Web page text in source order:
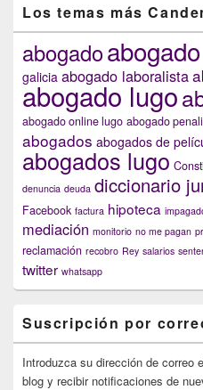
Los temas más
abogado
galicia abogado laboralista
abogado lugo
abogado online lugo abogado
abogados abogados de
abogados lugo
denuncia deuda diccionario
Facebook factura hipoteca
mediación monitorio no me pagan
reclamación recobro Rey salarios
twitter whatsapp
Suscripción por
Introduzca su dirección de correo
blog y recibir notificaciones de